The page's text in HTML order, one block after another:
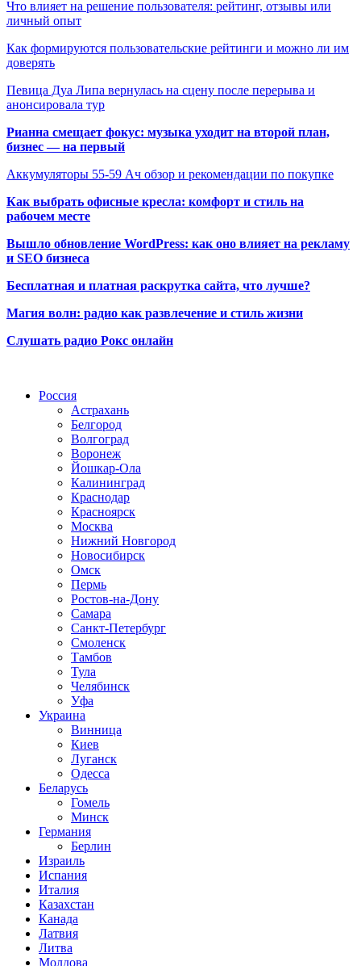
Что влияет на решение пользователя: рейтинг, отзывы или
личный опыт
Как формируются пользовательские рейтинги и можно ли им
доверять
Певица Дуа Липа вернулась на сцену после перерыва и
анонсировала тур
Рианна смещает фокус: музыка уходит на второй план,
бизнес — на первый
Аккумуляторы 55-59 Ач обзор и рекомендации по покупке
Как выбрать офисные кресла: комфорт и стиль на
рабочем месте
Вышло обновление WordPress: как оно влияет на рекламу
и SEO бизнеса
Бесплатная и платная раскрутка сайта, что лучше?
Магия волн: радио как развлечение и стиль жизни
Слушать радио Рокс онлайн
Россия
Астрахань
Белгород
Волгоград
Воронеж
Йошкар-Ола
Калининград
Краснодар
Красноярск
Москва
Нижний Новгород
Новосибирск
Омск
Пермь
Ростов-на-Дону
Самара
Санкт-Петербург
Смоленск
Тамбов
Тула
Челябинск
Уфа
Украина
Винница
Киев
Луганск
Одесса
Беларусь
Гомель
Минск
Германия
Берлин
Израиль
Испания
Италия
Казахстан
Канада
Латвия
Литва
Молдова